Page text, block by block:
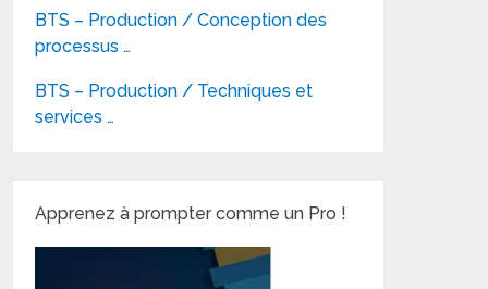
BTS – Production / Conception des
processus …
BTS – Production / Techniques et
services …
Apprenez à prompter comme un Pro !